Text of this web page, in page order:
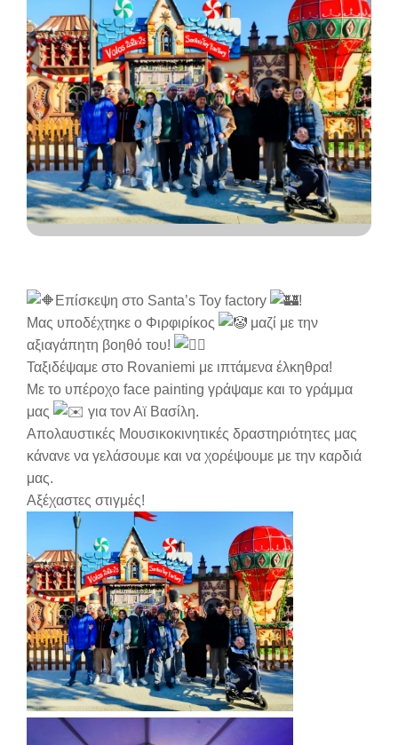
Επίσκεψη στο Santa’s Toy factory
!
Μας υποδέχτηκε ο Φιρφιρίκος
μαζί με την
αξιαγάπητη βοηθό του!
Ταξιδέψαμε στο Rovaniemi με ιπτάμενα έλκηθρα!
Με το υπέροχο face painting γράψαμε και το γράμμα
μας
για τον Αϊ Βασίλη.
Απολαυστικές Μουσικοκινητικές δραστηριότητες μας
κάνανε να γελάσουμε και να χορέψουμε με την καρδιά
μας.
Αξέχαστες στιγμές!